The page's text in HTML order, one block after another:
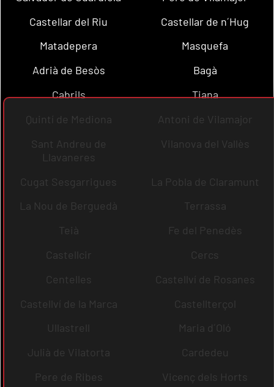
Castellar del Riu
Castellar de n´Hug
Matadepera
Masquefa
Adrià de Besòs
Bagà
Cabrils
Tiana
Quintí de Mediona
Antoni de Vilamajor
Sant Andreu de
Llavaneres
Vilanova del Vallès
Cugat Sesgarrigues
La Pobla de Claramunt
La Nou de Berguedà
Terrassa
Teià
Fe del Penedès
Castellcir
Cercs
Centelles
Castellví de Rosanes
Castellví de la Marca
Castellterçol
Ullastrell
Maria d´Oló
Julià de Vilatorta
Cardedeu
Pere de Ribes
Vicenç dels Horts